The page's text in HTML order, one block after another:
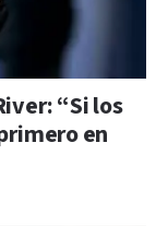
“Si los
en